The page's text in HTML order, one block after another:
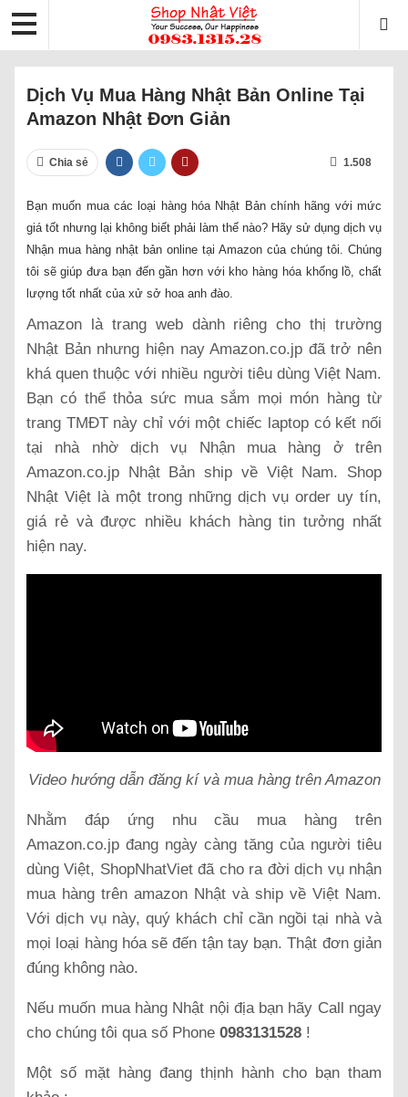
Dịch Vụ Mua Hàng Nhật Bản Online Tại
Amazon Nhật Đơn Giản
Chia sẻ 1.508
Bạn muốn mua các loại hàng hóa Nhật Bản chính hãng với mức
giá tốt nhưng lại không biết phải làm thế nào? Hãy sử dụng dịch vụ
Nhận mua hàng nhật bản online tại Amazon của chúng tôi. Chúng
tôi sẽ giúp đưa bạn đến gần hơn với kho hàng hóa khổng lồ, chất
lượng tốt nhất của xử sở hoa anh đào.
Amazon là trang web dành riêng cho thị trường
Nhật Bản nhưng hiện nay Amazon.co.jp đã trở nên
khá quen thuộc với nhiều người tiêu dùng Việt Nam.
Bạn có thể thỏa sức mua sắm mọi món hàng từ
trang TMĐT này chỉ với một chiếc laptop có kết nối
tại nhà nhờ dịch vụ Nhận mua hàng ở trên
Amazon.co.jp Nhật Bản ship về Việt Nam. Shop
Nhật Việt là một trong những dịch vụ order uy tín,
giá rẻ và được nhiều khách hàng tin tưởng nhất
hiện nay.
Video hướng dẫn đăng kí và mua hàng trên Amazon
Nhằm đáp ứng nhu cầu mua hàng trên
Amazon.co.jp đang ngày càng tăng của người tiêu
dùng Việt, ShopNhatViet đã cho ra đời dịch vụ nhận
mua hàng trên amazon Nhật và ship về Việt Nam.
Với dịch vụ này, quý khách chỉ cần ngồi tại nhà và
mọi loại hàng hóa sẽ đến tận tay bạn. Thật đơn giản
đúng không nào.
Nếu muốn mua hàng Nhật nội địa bạn hãy Call ngay
cho chúng tôi qua số Phone 0983131528 !
Một số mặt hàng đang thịnh hành cho bạn tham